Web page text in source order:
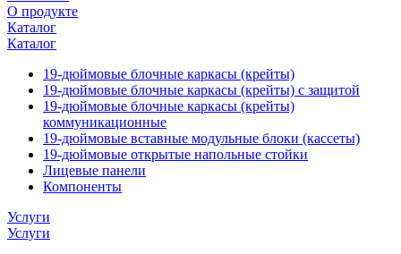
О продукте
Каталог
Каталог
19-дюймовые блочные каркасы (крейты)
19-дюймовые блочные каркасы (крейты) с защитой
19-дюймовые блочные каркасы (крейты)
коммуникационные
19-дюймовые вставные модульные блоки (кассеты)
19-дюймовые открытые напольные стойки
Лицевые панели
Компоненты
Услуги
Услуги